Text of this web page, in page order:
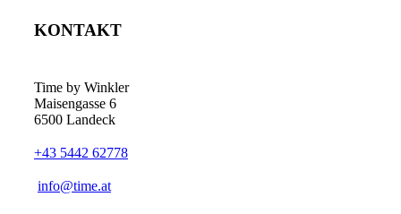
KONTAKT
Time by Winkler
Maisengasse 6
6500 Landeck
+43 5442 62778
­info@time.at